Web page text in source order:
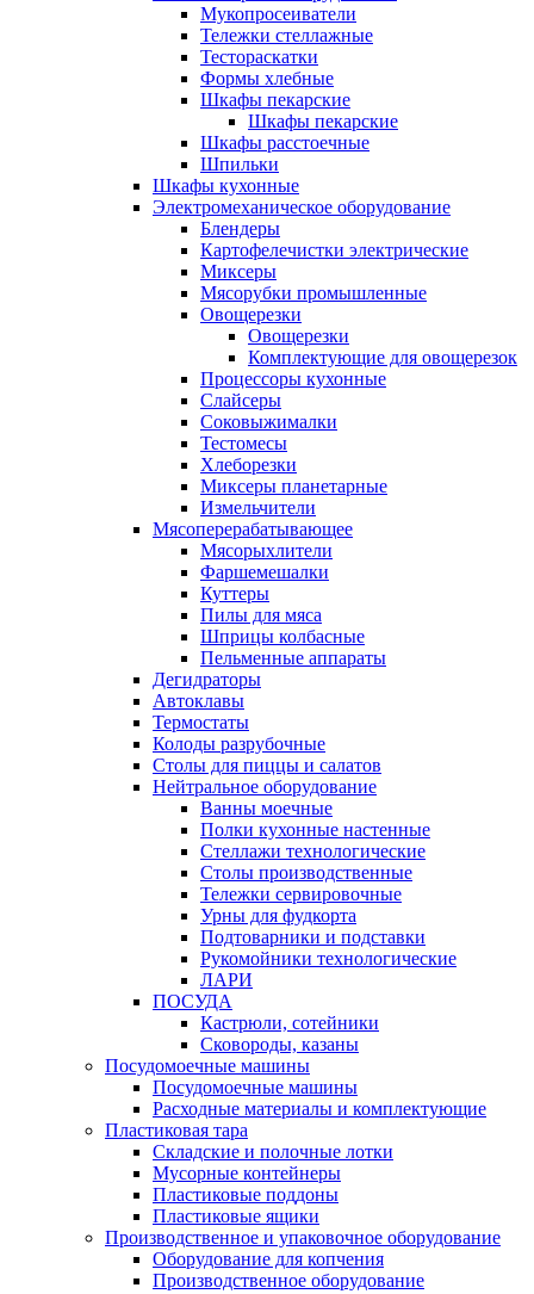
Мукопросеиватели
Тележки стеллажные
Тестораскатки
Формы хлебные
Шкафы пекарские
Шкафы пекарские
Шкафы расстоечные
Шпильки
Шкафы кухонные
Электромеханическое оборудование
Блендеры
Картофелечистки электрические
Миксеры
Мясорубки промышленные
Овощерезки
Овощерезки
Комплектующие для овощерезок
Процессоры кухонные
Слайсеры
Соковыжималки
Тестомесы
Хлеборезки
Миксеры планетарные
Измельчители
Мясоперерабатывающее
Мясорыхлители
Фаршемешалки
Куттеры
Пилы для мяса
Шприцы колбасные
Пельменные аппараты
Дегидраторы
Автоклавы
Термостаты
Колоды разрубочные
Столы для пиццы и салатов
Нейтральное оборудование
Ванны моечные
Полки кухонные настенные
Стеллажи технологические
Столы производственные
Тележки сервировочные
Урны для фудкорта
Подтоварники и подставки
Рукомойники технологические
ЛАРИ
ПОСУДА
Кастрюли, сотейники
Сковороды, казаны
Посудомоечные машины
Посудомоечные машины
Расходные материалы и комплектующие
Пластиковая тара
Складские и полочные лотки
Мусорные контейнеры
Пластиковые поддоны
Пластиковые ящики
Производственное и упаковочное оборудование
Оборудование для копчения
Производственное оборудование